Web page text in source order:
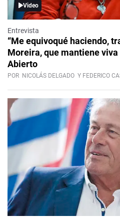
Video
Entrevista
“Me equivoqué haciendo,
Moreira, que mantiene viva
Abierto
POR NICOLÁS DELGADO Y FEDERICO